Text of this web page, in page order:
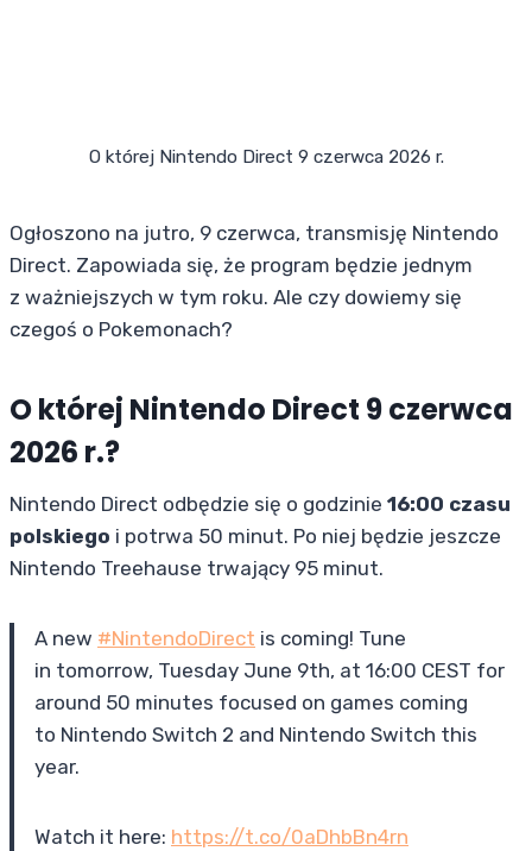
O której Nintendo Direct 9 czerwca 2026 r.
Ogłoszono na jutro, 9 czerwca, transmisję Nintendo
Direct. Zapowiada się, że program będzie jednym
z ważniejszych w tym roku. Ale czy dowiemy się
czegoś o Pokemonach?
O której Nintendo Direct 9 czerwca
2026 r.?
Nintendo Direct odbędzie się o godzinie 16:00 czasu
polskiego i potrwa 50 minut. Po niej będzie jeszcze
Nintendo Treehause trwający 95 minut.
A new #NintendoDirect is coming! Tune
in tomorrow, Tuesday June 9th, at 16:00 CEST for
around 50 minutes focused on games coming
to Nintendo Switch 2 and Nintendo Switch this
year.
Watch it here: https://t.co/0aDhbBn4rn